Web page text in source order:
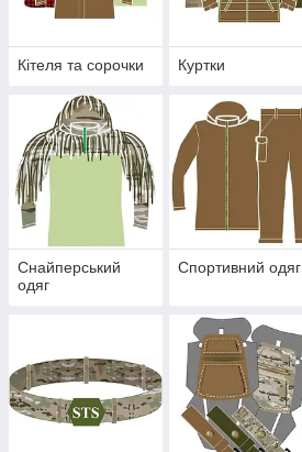
Кітеля та сорочки Куртки
Снайперський
одяг
Спортивний одяг